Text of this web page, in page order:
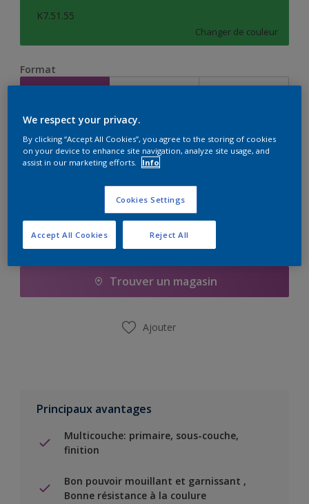
K7.51.55
Changer de couleur
Format
Calculer
Ajouter à la liste d’achats
Trouver un magasin
Ajouter
Principaux avantages
Multicouche: primaire, sous-couche,
finition
Bon pouvoir mouillant et garnissant ,
Bonne résistance à la coulure
We respect your privacy.
By clicking “Accept All Cookies”, you agree to the storing of cookies
on your device to enhance site navigation, analyze site usage, and
assist in our marketing efforts.
Info
Cookies Settings
Reject All
Accept All Cookies